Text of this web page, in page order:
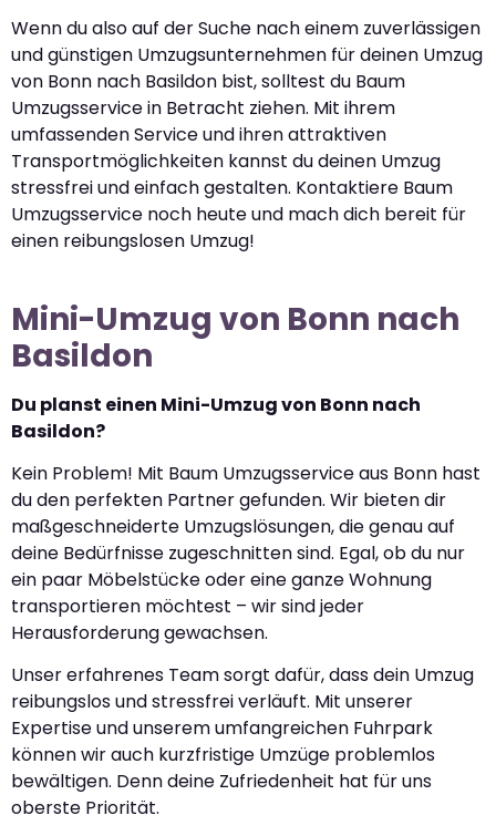
Wenn du also auf der Suche nach einem zuverlässigen
und günstigen Umzugsunternehmen für deinen Umzug
von Bonn nach Basildon bist, solltest du Baum
Umzugsservice in Betracht ziehen. Mit ihrem
umfassenden Service und ihren attraktiven
Transportmöglichkeiten kannst du deinen Umzug
stressfrei und einfach gestalten. Kontaktiere Baum
Umzugsservice noch heute und mach dich bereit für
einen reibungslosen Umzug!
Mini-Umzug von Bonn nach
Basildon
Du planst einen Mini-Umzug von Bonn nach
Basildon?
Kein Problem! Mit Baum Umzugsservice aus Bonn hast
du den perfekten Partner gefunden. Wir bieten dir
maßgeschneiderte Umzugslösungen, die genau auf
deine Bedürfnisse zugeschnitten sind. Egal, ob du nur
ein paar Möbelstücke oder eine ganze Wohnung
transportieren möchtest – wir sind jeder
Herausforderung gewachsen.
Unser erfahrenes Team sorgt dafür, dass dein Umzug
reibungslos und stressfrei verläuft. Mit unserer
Expertise und unserem umfangreichen Fuhrpark
können wir auch kurzfristige Umzüge problemlos
bewältigen. Denn deine Zufriedenheit hat für uns
oberste Priorität.